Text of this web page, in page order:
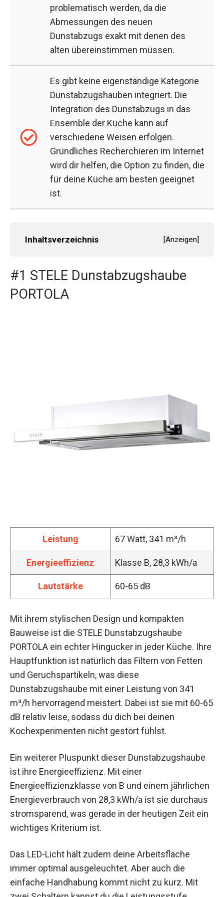
problematisch werden, da die
Abmessungen des neuen
Dunstabzugs exakt mit denen des
alten übereinstimmen müssen.
Es gibt keine eigenständige Kategorie
Dunstabzugshauben integriert. Die
Integration des Dunstabzugs in das
Ensemble der Küche kann auf
verschiedene Weisen erfolgen.
Gründliches Recherchieren im Internet
wird dir helfen, die Option zu finden, die
für deine Küche am besten geeignet
ist.
Inhaltsverzeichnis [Anzeigen]
#1 STELE Dunstabzugshaube
PORTOLA
Leistung 67 Watt, 341 m³/h
Energieeffizienz Klasse B, 28,3 kWh/a
Lautstärke 60-65 dB
Mit ihrem stylischen Design und kompakten
Bauweise ist die STELE Dunstabzugshaube
PORTOLA ein echter Hingucker in jeder Küche. Ihre
Hauptfunktion ist natürlich das Filtern von Fetten
und Geruchspartikeln, was diese
Dunstabzugshaube mit einer Leistung von 341
m³/h hervorragend meistert. Dabei ist sie mit 60-65
dB relativ leise, sodass du dich bei deinen
Kochexperimenten nicht gestört fühlst.
Ein weiterer Pluspunkt dieser Dunstabzugshaube
ist ihre Energieeffizienz. Mit einer
Energieeffizienzklasse von B und einem jährlichen
Energieverbrauch von 28,3 kWh/a ist sie durchaus
stromsparend, was gerade in der heutigen Zeit ein
wichtiges Kriterium ist.
Das LED-Licht hält zudem deine Arbeitsfläche
immer optimal ausgeleuchtet. Aber auch die
einfache Handhabung kommt nicht zu kurz. Mit